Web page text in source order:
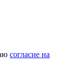
согласие на